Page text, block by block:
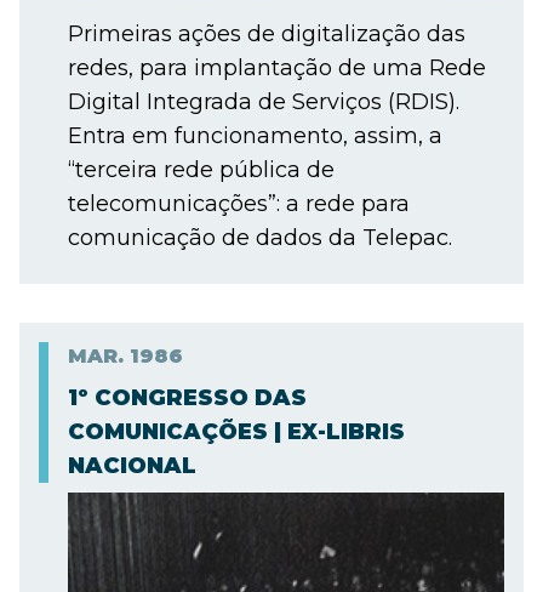
Primeiras ações de digitalização das
redes, para implantação de uma Rede
Digital Integrada de Serviços (RDIS).
Entra em funcionamento, assim, a
“terceira rede pública de
telecomunicações”: a rede para
comunicação de dados da Telepac.
MAR. 1986
1º CONGRESSO DAS
COMUNICAÇÕES | EX-LIBRIS
NACIONAL